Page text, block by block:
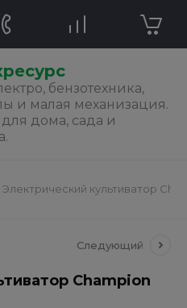
бензотехника,
и малая механизация.
дома, сада и
Электрический культиватор
Следующий
Champion